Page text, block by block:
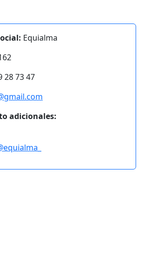
Equialma
28 73 47
adicionales: